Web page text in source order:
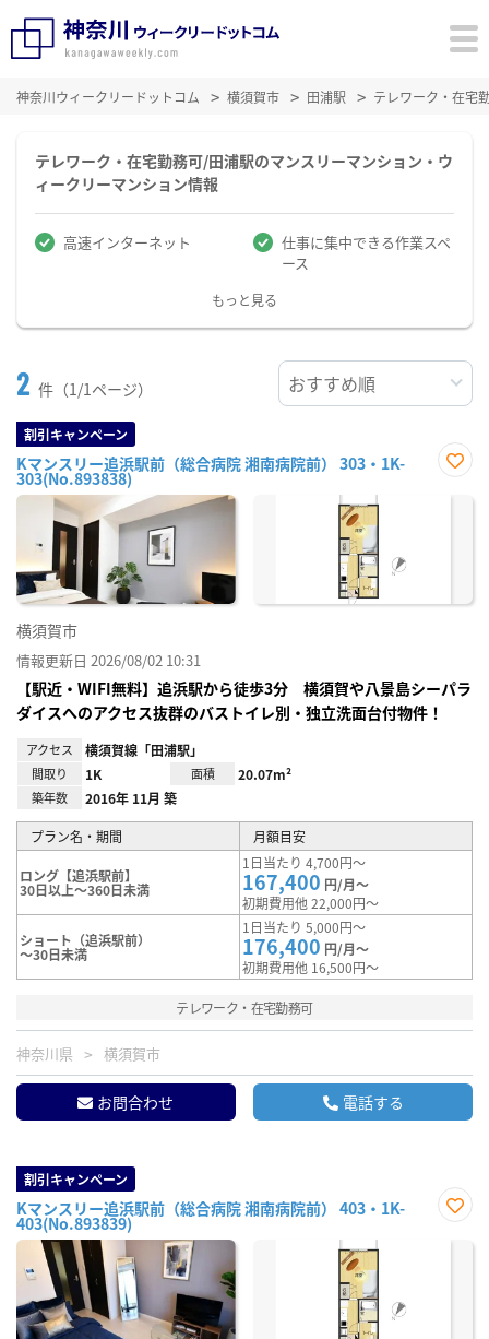
神奈川ウィークリードットコム 横須賀市 田浦駅 テレワーク・在宅
テレワーク・在宅勤務可/田浦駅のマンスリーマンション・ウ
ィークリーマンション情報
高速インターネット
仕事に集中できる作業スペ
ース
もっと見る
2 件（1/1ページ）
割引キャンペーン
Kマンスリー追浜駅前（総合病院 湘南病院前） 303・1K-
303(No.893838)
に入
横須賀市
情報更新日 2026/08/02 10:31
【駅近・WIFI無料】追浜駅から徒歩3分 横須賀や八景島シーパラ
ダイスへのアクセス抜群のバストイレ別・独立洗面台付物件！
アクセス 横須賀線「田浦駅」
間取り 1K 面積 20.07m²
築年数 2016年 11月 築
プラン名・期間 月額目安
ロング【追浜駅前】
30日以上～360日未満
1日当たり 4,700円～
167,400 円/月～
初期費用他 22,000円～
ショート（追浜駅前）
～30日未満
1日当たり 5,000円～
176,400 円/月～
初期費用他 16,500円～
テレワーク・在宅勤務可
神奈川県 横須賀市
お問合わせ 電話する
割引キャンペーン
Kマンスリー追浜駅前（総合病院 湘南病院前） 403・1K-
403(No.893839)
に入